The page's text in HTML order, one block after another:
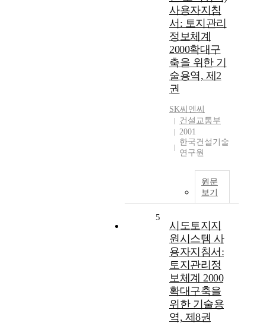
사용자지침
서: 토지관리
정보체계
2000확대구
축을 위한 기
술용역, 제2
권
SK씨엔씨
건설교통부
2001
한국건설기술
연구원
원문
보기
5
시도토지지
원시스템 사
용자지침서:
토지관리정
보체계 2000
확대구축을
위한 기술용
역, 제8권